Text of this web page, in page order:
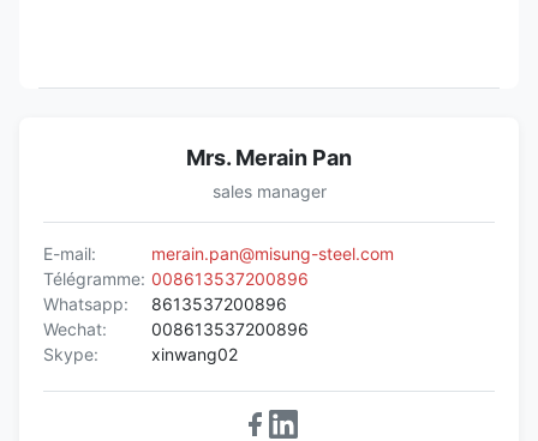
Mrs. Merain Pan
sales manager
E-mail:
merain.pan@misung-steel.com
Télégramme: 008613537200896
Whatsapp:
8613537200896
Wechat:
008613537200896
Skype:
xinwang02